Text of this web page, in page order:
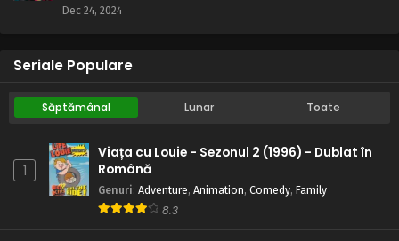
Dec 24, 2024
Seriale Populare
Săptămânal Lunar Toate
1
Viața cu Louie - Sezonul 2 (1996) - Dublat în
Română
Genuri: Adventure, Animation, Comedy, Family
8.3